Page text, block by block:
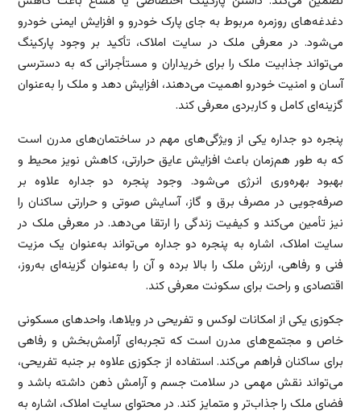
دغدغه‌های روزمره مربوط به جای پارک خودرو و افزایش ایمنی خودرو
می‌شود. در معرفی ملک در سایت املاک، تأکید بر وجود پارکینگ
می‌تواند جذابیت ملک را برای خریداران و مستأجرانی که به دسترسی
آسان و امنیت خودرو اهمیت می‌دهند، افزایش دهد و ملک را به‌عنوان
گزینه‌ای کامل و کاربردی معرفی کند.
پنجره دو جداره یکی از ویژگی‌های مهم در ساختمان‌های مدرن است
که به طور هم‌زمان باعث افزایش عایق حرارتی، کاهش نویز محیط و
بهبود بهره‌وری انرژی می‌شود. وجود پنجره دو جداره علاوه بر
صرفه‌جویی در مصرف برق و گاز، آسایش صوتی و حرارتی ساکنان را
نیز تأمین می‌کند و کیفیت زندگی را ارتقا می‌دهد. در معرفی ملک در
سایت املاک، اشاره به پنجره دو جداره می‌تواند به‌عنوان یک مزیت
فنی و رفاهی، ارزش ملک را بالا برده و آن را به‌عنوان گزینه‌ای به‌روز،
اقتصادی و راحت برای سکونت معرفی کند.
جکوزی یکی از امکانات لوکس و تفریحی در ویلاها، واحدهای مسکونی
خاص و مجتمع‌های مدرن است که تجربه‌ای آرامش‌بخش و رفاهی
برای ساکنان فراهم می‌کند. استفاده از جکوزی علاوه بر جنبه تفریحی،
می‌تواند نقش مهمی در سلامت جسم و آرامش ذهن داشته باشد و
فضای ملک را جذاب‌تر و متمایز کند. در محتوای سایت املاک، اشاره به